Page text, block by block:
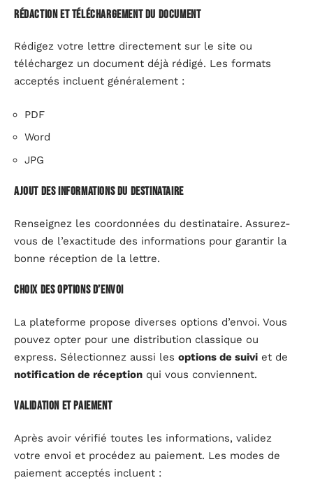
Rédaction et téléchargement du document
Rédigez votre lettre directement sur le site ou
téléchargez un document déjà rédigé. Les formats
acceptés incluent généralement :
PDF
Word
JPG
Ajout des informations du destinataire
Renseignez les coordonnées du destinataire. Assurez-
vous de l’exactitude des informations pour garantir la
bonne réception de la lettre.
Choix des options d’envoi
La plateforme propose diverses options d’envoi. Vous
pouvez opter pour une distribution classique ou
express. Sélectionnez aussi les options de suivi et de
notification de réception qui vous conviennent.
Validation et paiement
Après avoir vérifié toutes les informations, validez
votre envoi et procédez au paiement. Les modes de
paiement acceptés incluent :